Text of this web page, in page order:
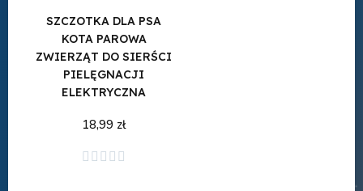
SZCZOTKA DLA PSA
KOTA PAROWA
ZWIERZĄT DO SIERŚCI
PIELĘGNACJI
ELEKTRYCZNA
18,99 zł
    
Dodaj do koszyka